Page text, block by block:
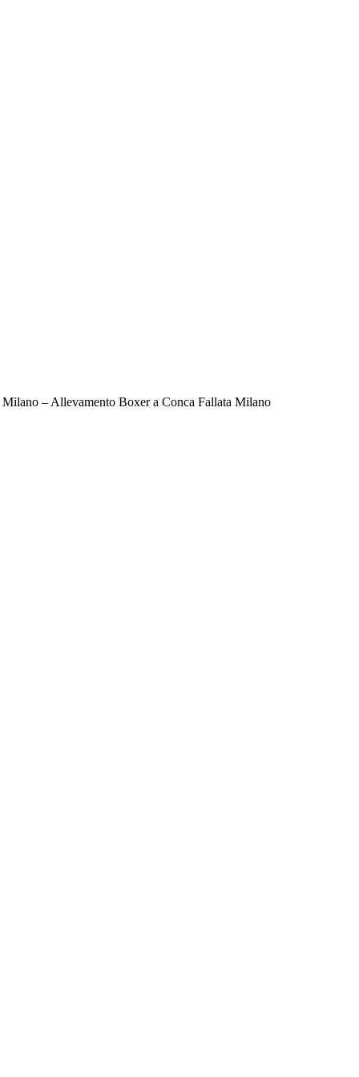
Milano – Allevamento Boxer a Conca Fallata Milano